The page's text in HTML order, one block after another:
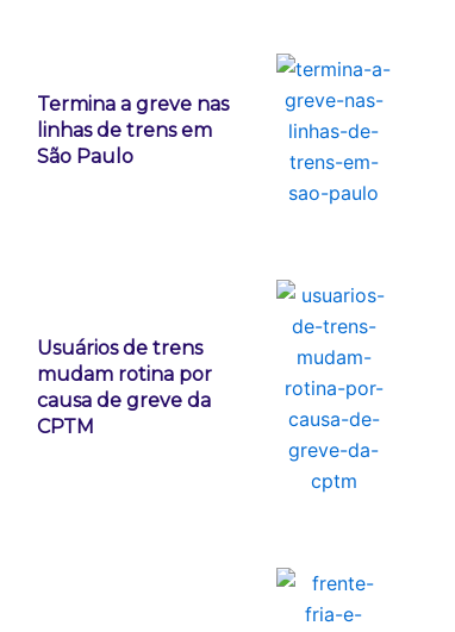
Termina a greve nas
linhas de trens em
São Paulo
Usuários de trens
mudam rotina por
causa de greve da
CPTM